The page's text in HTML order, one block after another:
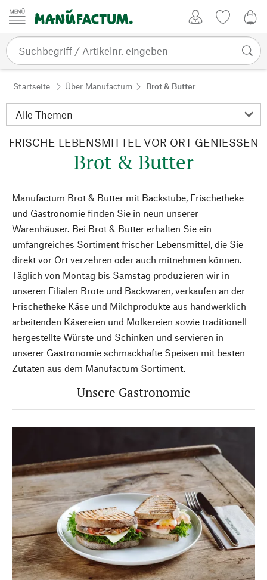
Zum Inhalt springen
Startseite Über Manufactum Brot & Butter
FRISCHE LEBENSMITTEL VOR ORT GENIESSEN
Brot & Butter
Manufactum Brot & Butter mit Backstube, Frischetheke
und Gastronomie finden Sie in neun unserer
Warenhäuser. Bei Brot & Butter erhalten Sie ein
umfangreiches Sortiment frischer Lebensmittel, die Sie
direkt vor Ort verzehren oder auch mitnehmen können.
Täglich von Montag bis Samstag produzieren wir in
unseren Filialen Brote und Backwaren, verkaufen an der
Frischetheke Käse und Milchprodukte aus handwerklich
arbeitenden Käsereien und Molkereien sowie traditionell
hergestellte Würste und Schinken und servieren in
unserer Gastronomie schmackhafte Speisen mit besten
Zutaten aus dem Manufactum Sortiment.
Unsere Gastronomie